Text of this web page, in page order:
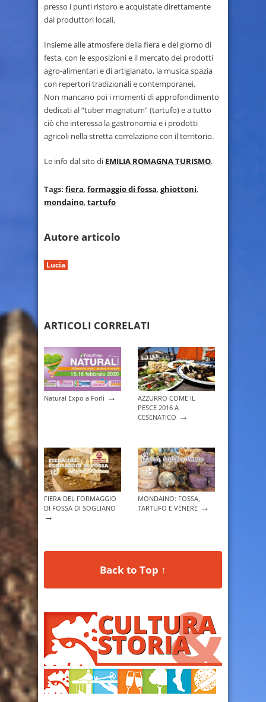
presso i punti ristoro e acquistate direttamente
dai produttori locali.
Insieme alle atmosfere della fiera e del giorno di
festa, con le esposizioni e il mercato dei prodotti
agro-alimentari e di artigianato, la musica spazia
con repertori tradizionali e contemporanei.
Non mancano poi i momenti di approfondimento
dedicati al “tuber magnatum” (tartufo) e a tutto
ciò che interessa la gastronomia e i prodotti
agricoli nella stretta correlazione con il territorio.
Le info dal sito di EMILIA ROMAGNA TURISMO.
Tags: fiera,formaggio di fossa,ghiottoni,
mondaino,tartufo
Autore articolo
Lucia
ARTICOLI CORRELATI
Natural Expo a Forlì →
AZZURRO COME IL
PESCE 2016 A
CESENATICO →
FIERA DEL FORMAGGIO
DI FOSSA DI SOGLIANO
→
MONDAINO: FOSSA,
TARTUFO E VENERE →
Back to Top ↑